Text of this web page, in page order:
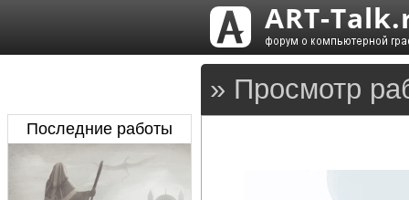
» Просмотр
Последние работы